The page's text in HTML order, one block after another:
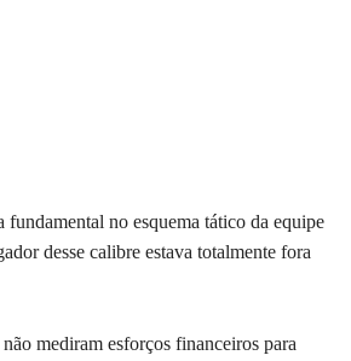
fundamental no esquema tático da equipe
desse calibre estava totalmente fora
mediram esforços financeiros para